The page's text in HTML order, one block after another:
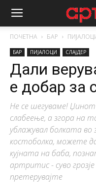
ПОЧЕТНА БАР
БАР ПИЈАЛОЦИ СЛАЈДЕР
Дали
е добар за
Не се шегуваме!
слабеење, а згора на
ублажувал болката
костоболка, можете
кујната на баба,
артритис - суво
претерувајте